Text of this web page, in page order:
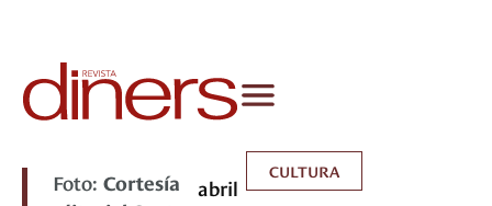
Foto: Cortesía
abril
CULTURA